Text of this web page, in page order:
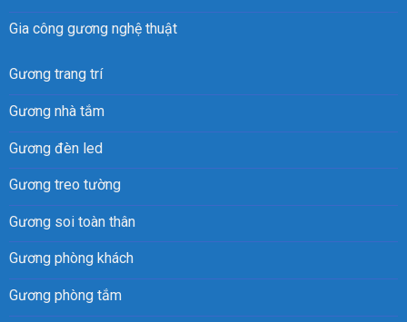
Gia công gương nghệ thuật
Gương trang trí
Gương nhà tắm
Gương đèn led
Gương treo tường
Gương soi toàn thân
Gương phòng khách
Gương phòng tắm